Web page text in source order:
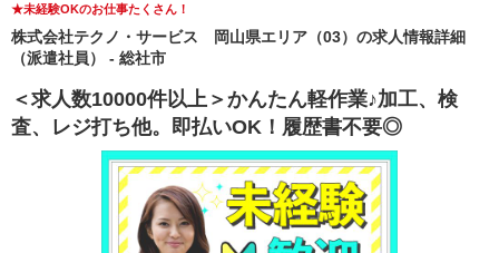
★未経験OKのお仕事たくさん！
株式会社テクノ・サービス 岡山県エリア（03）の求人情報詳細
（派遣社員） - 総社市
＜求人数10000件以上＞かんたん軽作業♪加工、検
査、レジ打ち他。即払いOK！履歴書不要◎